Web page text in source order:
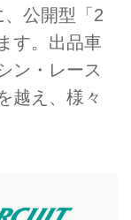
公開型「2
す。出品車
ン・レース
越え、様々